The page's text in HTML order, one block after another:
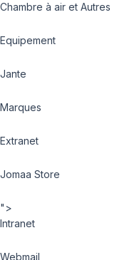
Chambre à air et Autres
Equipement
Jante
Marques
Extranet
Jomaa Store
">
Intranet
Webmail